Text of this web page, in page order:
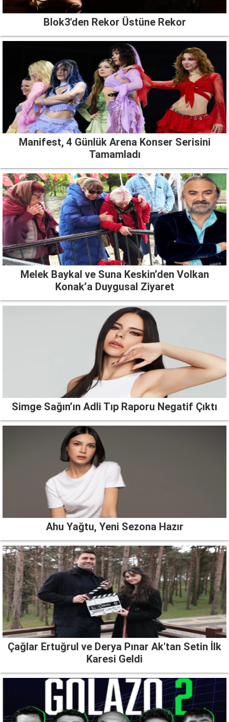
Blok3'den Rekor Üstüne Rekor
Manifest, 4 Günlük Arena Konser Serisini
Tamamladı
Melek Baykal ve Suna Keskin’den Volkan
Konak’a Duygusal Ziyaret
Simge Sağın’ın Adli Tıp Raporu Negatif Çıktı
Ahu Yağtu, Yeni Sezona Hazır
Çağlar Ertuğrul ve Derya Pınar Ak'tan Setin İlk
Karesi Geldi